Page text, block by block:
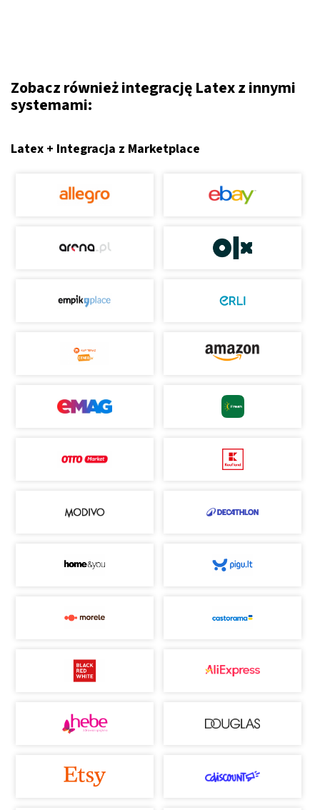
Zobacz również integrację Latex z innymi
systemami:
Latex + Integracja z Marketplace